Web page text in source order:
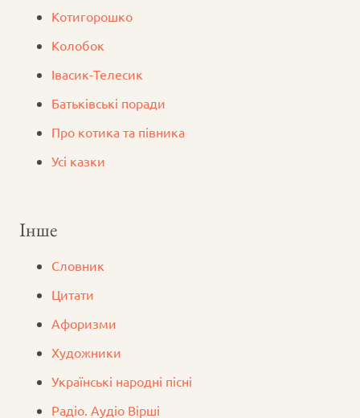
Котигорошко
Колобок
Iвасик-Телесик
Батьківські поради
Про котика та півника
Усі казки
Інше
Словник
Цитати
Афоризми
Художники
Українські народні пісні
Радіо. Аудіо Вірші